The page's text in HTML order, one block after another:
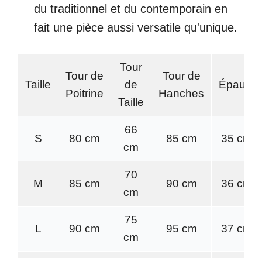
du traditionnel et du contemporain en
fait une pièce aussi versatile qu'unique.
Taille
Tour de
Poitrine
Tour
de
Taille
Tour de
Hanches
Épaule
S 80 cm
66
cm
85 cm 35 cm
M 85 cm
70
cm
90 cm 36 cm
L 90 cm
75
cm
95 cm 37 cm